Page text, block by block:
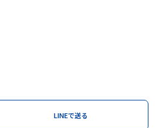
LINEで送る